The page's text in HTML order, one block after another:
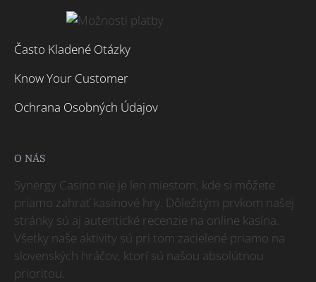
Často Kladené Otázky
Know Your Customer
Ochrana Osobných Údajov
O NÁS
Synergy Casino nie je len miestom, kde si môžete
priamo zahrať kasínové hry. Dôležitým prvkom našej
stránky sú aj autentické recenzie na online kasína.
Všetky naše aktivity sú pri tom zacielené priamo na
slovenských hráčov, ktorí sú našou absolútnou
prioritou.